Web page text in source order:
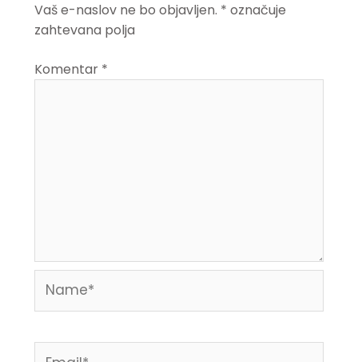
Vaš e-naslov ne bo objavljen. * označuje
zahtevana polja
Komentar *